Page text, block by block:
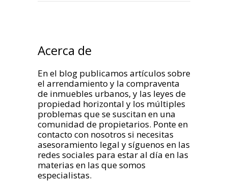
Acerca de
En el blog publicamos artículos sobre
el arrendamiento y la compraventa
de inmuebles urbanos, y las leyes de
propiedad horizontal y los múltiples
problemas que se suscitan en una
comunidad de propietarios. Ponte en
contacto con nosotros si necesitas
asesoramiento legal y síguenos en las
redes sociales para estar al día en las
materias en las que somos
especialistas.